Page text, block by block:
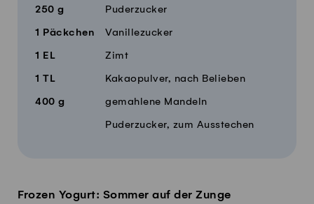
250 g Puderzucker
1 Päckchen Vanillezucker
1 EL Zimt
1 TL Kakaopulver, nach Belieben
400 g gemahlene Mandeln
Puderzucker, zum Ausstechen
Frozen Yogurt: Sommer auf der Zunge